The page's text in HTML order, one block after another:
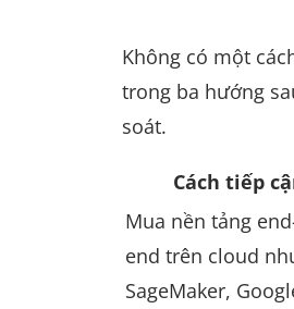
Không có một
trong ba hướng
soát.
Cách tiếp
Mua nền tảng
end trên cloud
SageMaker,